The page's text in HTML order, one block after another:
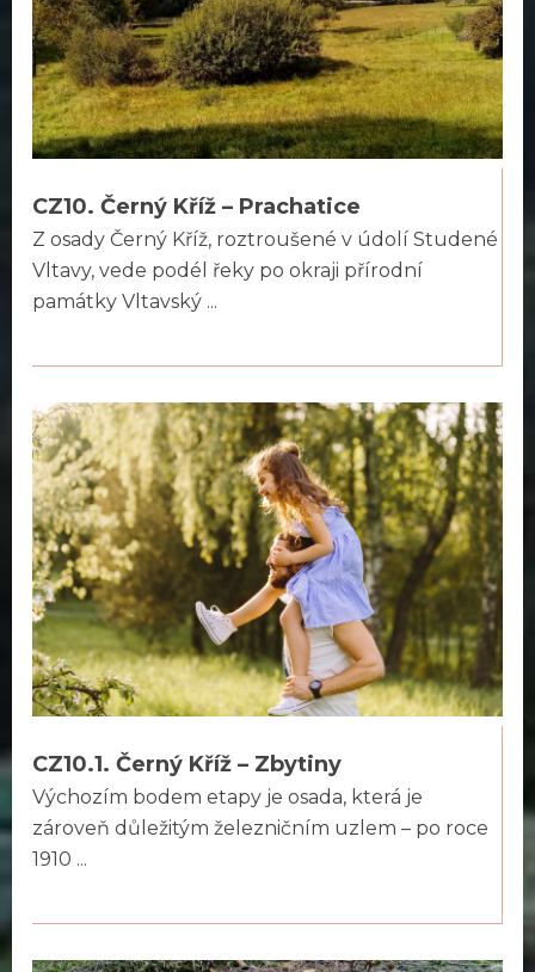
CZ10. Černý Kříž – Prachatice
Z osady Černý Kříž, roztroušené v údolí Studené
Vltavy, vede podél řeky po okraji přírodní
památky Vltavský ...
CZ10.1. Černý Kříž – Zbytiny
Výchozím bodem etapy je osada, která je
zároveň důležitým železničním uzlem – po roce
1910 ...